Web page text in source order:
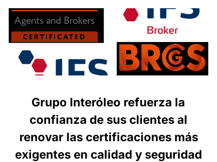
Grupo Interóleo refuerza la
confianza de sus clientes al
renovar las certificaciones más
exigentes en calidad y seguridad